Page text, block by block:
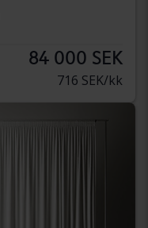
84 000 SEK
716 SEK/kk